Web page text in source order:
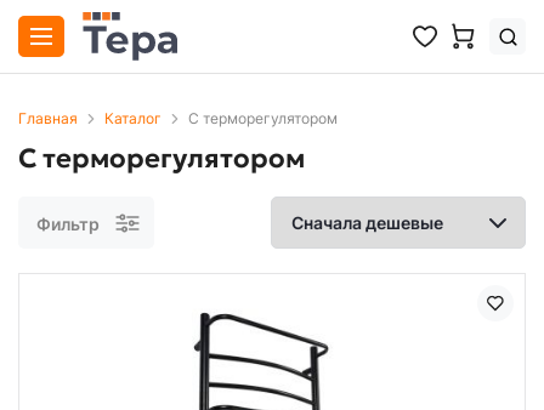
Главная Каталог С терморегулятором
С терморегулятором
Фильтр